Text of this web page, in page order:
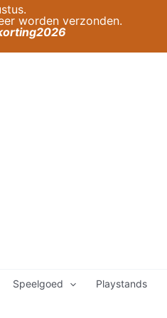
worden verzonden.
Speelgoed Playstands